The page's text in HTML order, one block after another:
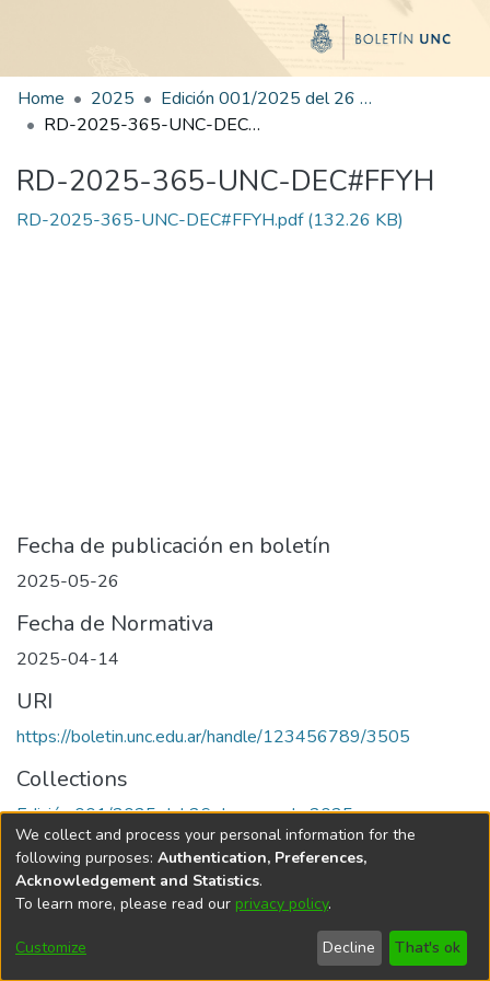
Home 2025
Edición 001/2025 del 26 de mayo de 2025
RD-2025-365-UNC-DEC#FFYH
RD-2025-365-UNC-DEC#FFYH
RD-2025-365-UNC-DEC#FFYH.pdf(132.26 KB)
Fecha de publicación en boletín
2025-05-26
Fecha de Normativa
2025-04-14
URI
https://boletin.unc.edu.ar/handle/123456789/3505
Collections
Edición 001/2025 del 26 de mayo de 2025
Universidad Nacional de Córdoba
We collect and process your personal information for the
following purposes: Authentication, Preferences,
Acknowledgement and Statistics.
To learn more, please read our privacy policy.
Customize Decline That's ok